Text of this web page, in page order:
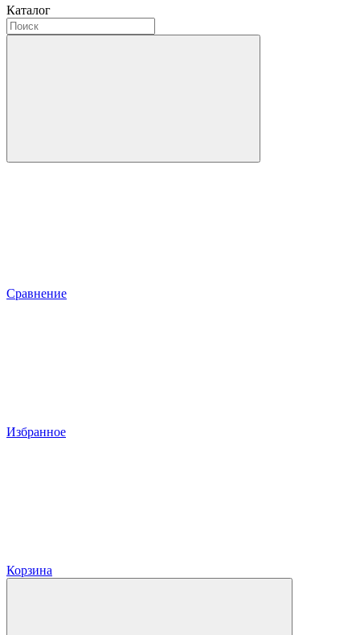
Каталог
Сравнение
Избранное
Корзина